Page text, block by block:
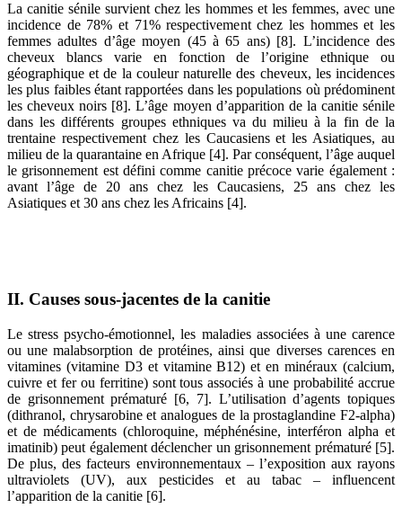
La canitie sénile survient chez les hommes et les femmes, avec une
incidence de 78% et 71% respectivement chez les hommes et les
femmes adultes d’âge moyen (45 à 65 ans) [8]. L’incidence des
cheveux blancs varie en fonction de l’origine ethnique ou
géographique et de la couleur naturelle des cheveux, les incidences
les plus faibles étant rapportées dans les populations où prédominent
les cheveux noirs [8]. L’âge moyen d’apparition de la canitie sénile
dans les différents groupes ethniques va du milieu à la fin de la
trentaine respectivement chez les Caucasiens et les Asiatiques, au
milieu de la quarantaine en Afrique [4]. Par conséquent, l’âge auquel
le grisonnement est défini comme canitie précoce varie également :
avant l’âge de 20 ans chez les Caucasiens, 25 ans chez les
Asiatiques et 30 ans chez les Africains [4].
II. Causes sous-jacentes de la canitie
Le stress psycho-émotionnel, les maladies associées à une carence
ou une malabsorption de protéines, ainsi que diverses carences en
vitamines (vitamine D3 et vitamine B12) et en minéraux (calcium,
cuivre et fer ou ferritine) sont tous associés à une probabilité accrue
de grisonnement prématuré [6, 7]. L’utilisation d’agents topiques
(dithranol, chrysarobine et analogues de la prostaglandine F2-alpha)
et de médicaments (chloroquine, méphénésine, interféron alpha et
imatinib) peut également déclencher un grisonnement prématuré [5].
De plus, des facteurs environnementaux – l’exposition aux rayons
ultraviolets (UV), aux pesticides et au tabac – influencent
l’apparition de la canitie [6].